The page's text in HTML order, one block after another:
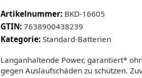
Artikelnummer: BKD-16605
GTIN: 7638900438239
Kategorie: Standard-Batterien
Langanhaltende Power, garantiert*
gegen Auslaufschäden zu schützen.